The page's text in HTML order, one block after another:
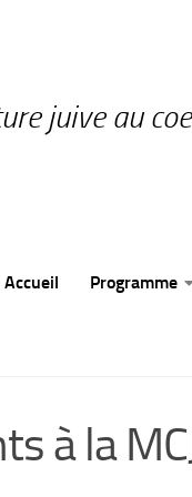
juive au
Accueil Programme
à la